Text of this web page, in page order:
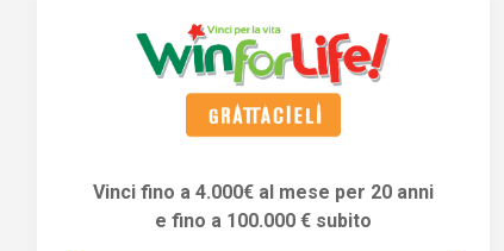
Vinci fino a 4.000€ al mese per 20 anni
e fino a 100.000 € subito